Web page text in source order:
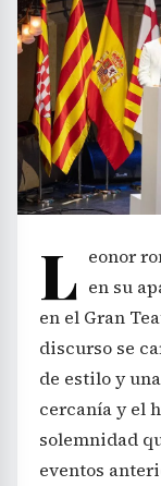
L eonor
en su
en el Gran
discurso se
de estilo y
cercanía y el
solemnidad
eventos